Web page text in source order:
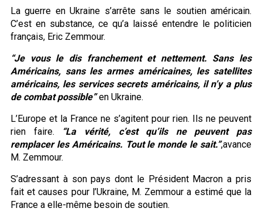
La guerre en Ukraine s’arrête sans le soutien américain.
C’est en substance, ce qu’a laissé entendre le politicien
français, Eric Zemmour.
“Je vous le dis franchement et nettement. Sans les
Américains, sans les armes américaines, les satellites
américains, les services secrets américains, il n’y a plus
de combat possible”en Ukraine.
L’Europe et la France ne s’agitent pour rien. Ils ne peuvent
rien faire.
“La vérité, c’est qu’ils ne peuvent pas
remplacer les Américains. Tout le monde le sait.”,avance
M. Zemmour.
S’adressant à son pays dont le Président Macron a pris
fait et causes pour l’Ukraine, M. Zemmour a estimé que la
France a elle-même besoin de soutien.